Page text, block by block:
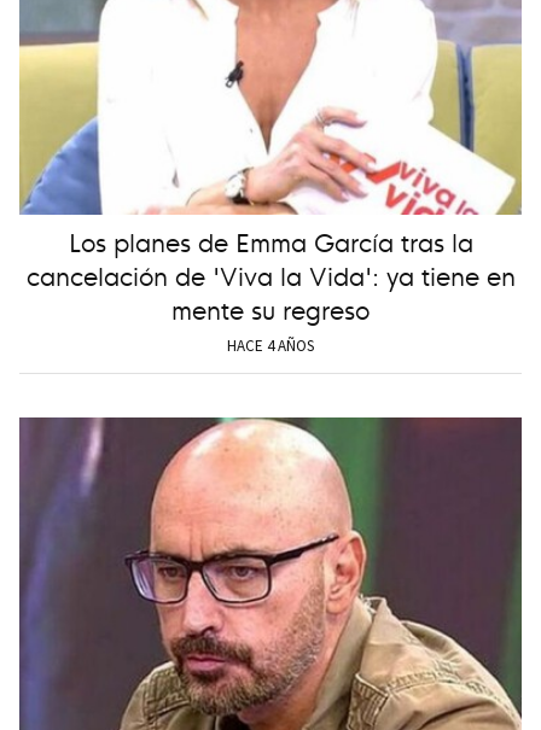
Los planes de Emma García tras la
cancelación de 'Viva la Vida': ya tiene en
mente su regreso
HACE 4 AÑOS